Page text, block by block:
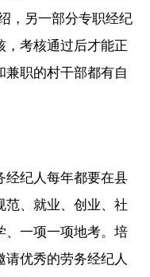
，另一部分专职经纪
，考核通过后才能正
兼职的村干部都有自
经纪人每年都要在县
范、就业、创业、社
、一项一项地考。培
优秀的劳务经纪人